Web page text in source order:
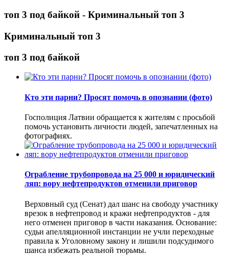
топ 3 под байкой - Криминальный топ 3
Криминальный топ 3
топ 3 под байкой
Кто эти парни? Просят помочь в опознании (фото)
Госполиция Латвии обращается к жителям с просьбой
помочь установить личности людей, запечатленных на
фотографиях.
Ограбление трубопровода на 25 000 и юридический
ляп: вору нефтепродуктов отменили приговор
Верховный суд (Сенат) дал шанс на свободу участнику
врезок в нефтепровод и кражи нефтепродуктов - для
него отменен приговор в части наказания. Основание:
судьи апелляционной инстанции не учли переходные
правила к Уголовному закону и лишили подсудимого
шанса избежать реальной тюрьмы.